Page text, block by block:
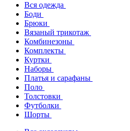
Вся одежда
Боди
Брюки
Вязаный трикотаж
Комбинезоны
Комплекты
Куртки
Наборы
Платья и сарафаны
Поло
Толстовки
Футболки
Шорты